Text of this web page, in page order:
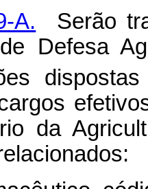
A. Serão
Defesa
da